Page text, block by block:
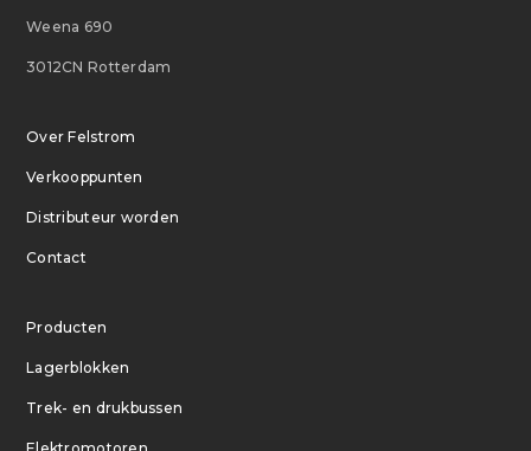
Weena 690
3012CN Rotterdam
Over Felstrom
Verkooppunten
Distributeur worden
Contact
Producten
Lagerblokken
Trek- en drukbussen